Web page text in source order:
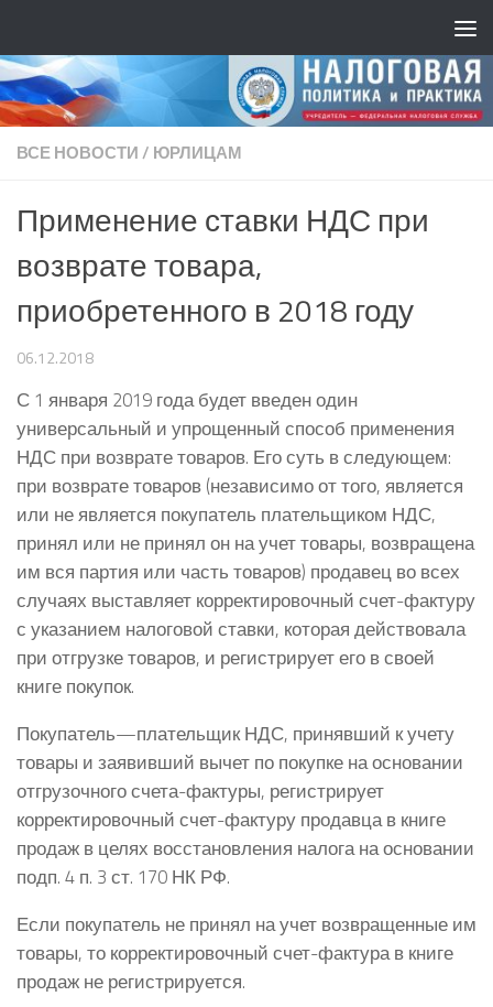
ВСЕ НОВОСТИ/ ЮРЛИЦАМ
Применение ставки НДС при
возврате товара,
приобретенного в 2018 году
06.12.2018
С 1 января 2019 года будет введен один
универсальный и упрощенный способ применения
НДС при возврате товаров. Его суть в следующем:
при возврате товаров (независимо от того, является
или не является покупатель плательщиком НДС,
принял или не принял он на учет товары, возвращена
им вся партия или часть товаров) продавец во всех
случаях выставляет корректировочный счет-фактуру
с указанием налоговой ставки, которая действовала
при отгрузке товаров, и регистрирует его в своей
книге покупок.
Покупатель—плательщик НДС, принявший к учету
товары и заявивший вычет по покупке на основании
отгрузочного счета-фактуры, регистрирует
корректировочный счет-фактуру продавца в книге
продаж в целях восстановления налога на основании
подп. 4 п. 3 ст. 170 НК РФ.
Если покупатель не принял на учет возвращенные им
товары, то корректировочный счет-фактура в книге
продаж не регистрируется.